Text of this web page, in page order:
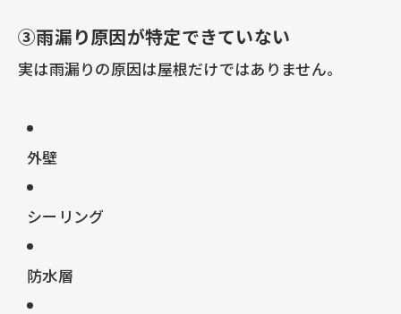
③雨漏り原因が特定できていない
実は雨漏りの原因は屋根だけではありません。
外壁
シーリング
防水層